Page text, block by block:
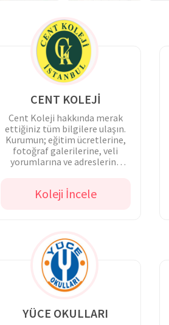
CENT KOLEJİ
Cent Koleji hakkında merak
ettiğiniz tüm bilgilere ulaşın.
Kurumun; eğitim ücretlerine,
fotoğraf galerilerine, veli
yorumlarına ve adreslerine
Koleji İncele
YÜCE OKULLARI